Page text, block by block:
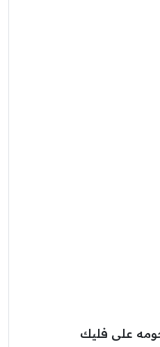
على فليك